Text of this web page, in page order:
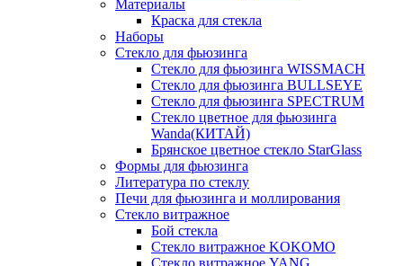
Материалы
Краска для стекла
Наборы
Стекло для фьюзинга
Стекло для фьюзинга WISSMACH
Стекло для фьюзинга BULLSEYE
Стекло для фьюзинга SPECTRUM
Стекло цветное для фьюзинга
Wanda(КИТАЙ)
Брянское цветное стекло StarGlass
Формы для фьюзинга
Литература по стеклу
Печи для фьюзинга и моллирования
Стекло витражное
Бой стекла
Стекло витражное KOKOMO
Стекло витражное YANG